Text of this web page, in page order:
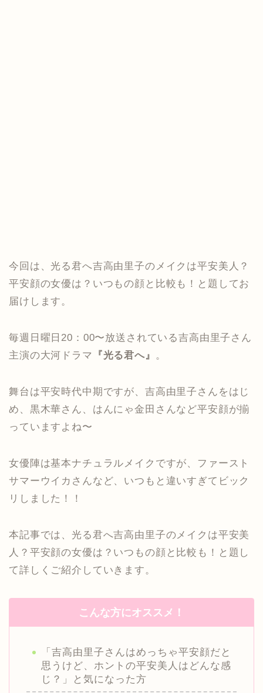
今回は、光る君へ吉高由里子のメイクは平安美人？
平安顔の女優は？いつもの顔と比較も！と題してお
届けします。
毎週日曜日20：00〜放送されている吉高由里子さん
主演の大河ドラマ 『光る君へ』 。
舞台は平安時代中期ですが、吉高由里子さんをはじ
め、黒木華さん、はんにゃ金田さんなど平安顔が揃
っていますよね〜
女優陣は基本ナチュラルメイクですが、ファースト
サマーウイカさんなど、いつもと違いすぎてビック
リしました！！
本記事では、光る君へ吉高由里子のメイクは平安美
人？平安顔の女優は？いつもの顔と比較も！と題し
て詳しくご紹介していきます。
こんな方にオススメ！
「吉高由里子さんはめっちゃ平安顔だと
思うけど、ホントの平安美人はどんな感
じ？」と気になった方